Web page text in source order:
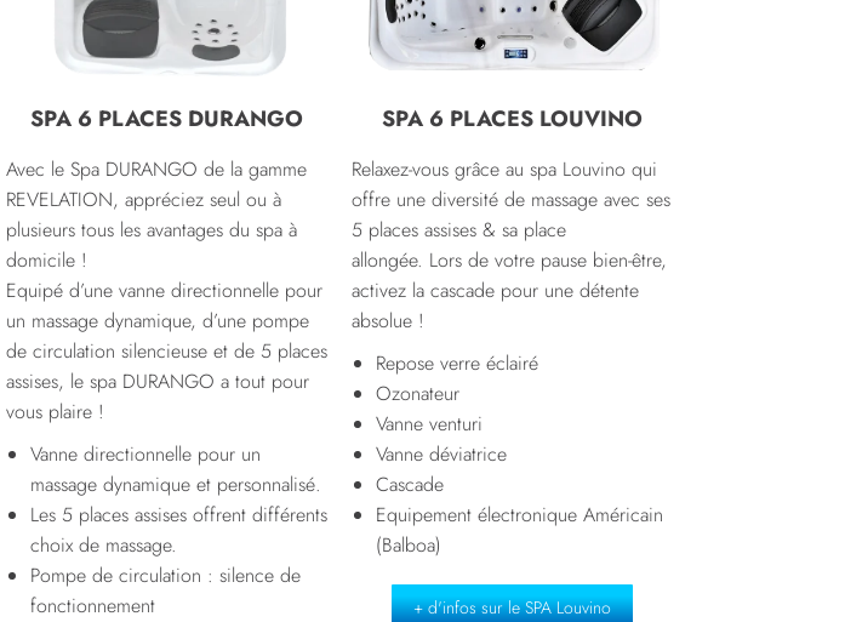
SPA 6 PLACES DURANGO
Avec le Spa DURANGO de la gamme
REVELATION, appréciez seul ou à
plusieurs tous les avantages du spa à
domicile !
Equipé d’une vanne directionnelle pour
un massage dynamique, d’une pompe
de circulation silencieuse et de 5 places
assises, le spa DURANGO a tout pour
vous plaire !
Vanne directionnelle pour un
massage dynamique et personnalisé.
Les 5 places assises offrent différents
choix de massage.
Pompe de circulation : silence de
fonctionnement
SPA 6 PLACES LOUVINO
Relaxez-vous grâce au spa Louvino qui
offre une diversité de massage avec ses
5 places assises & sa place
allongée. Lors de votre pause bien-être,
activez la cascade pour une détente
absolue !
Repose verre éclairé
Ozonateur
Vanne venturi
Vanne déviatrice
Cascade
Equipement électronique Américain
(Balboa)
+ d'infos sur le SPA Louvino